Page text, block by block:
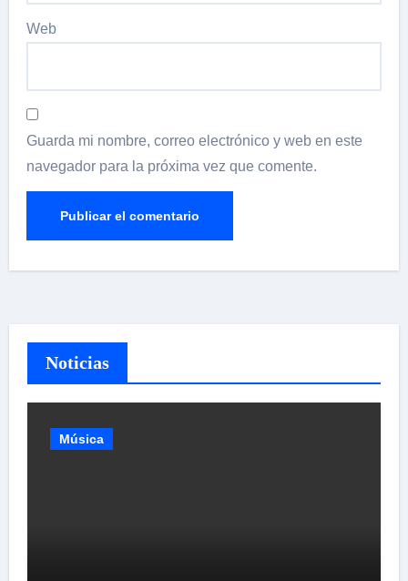
Web
Guarda mi nombre, correo electrónico y web en este
navegador para la próxima vez que comente.
Noticias
Música